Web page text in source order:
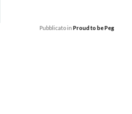
Pubblicato inProud to be Peg